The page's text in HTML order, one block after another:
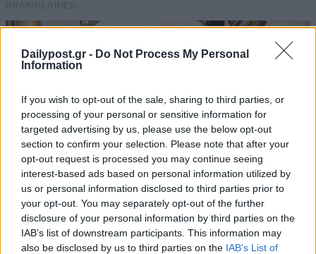
Dailypost.gr - Do Not Process My Personal
Information
If you wish to opt-out of the sale, sharing to third parties, or
processing of your personal or sensitive information for
targeted advertising by us, please use the below opt-out
section to confirm your selection. Please note that after your
opt-out request is processed you may continue seeing
interest-based ads based on personal information utilized by
us or personal information disclosed to third parties prior to
your opt-out. You may separately opt-out of the further
disclosure of your personal information by third parties on the
IAB’s list of downstream participants. This information may
also be disclosed by us to third parties on the IAB’s List of